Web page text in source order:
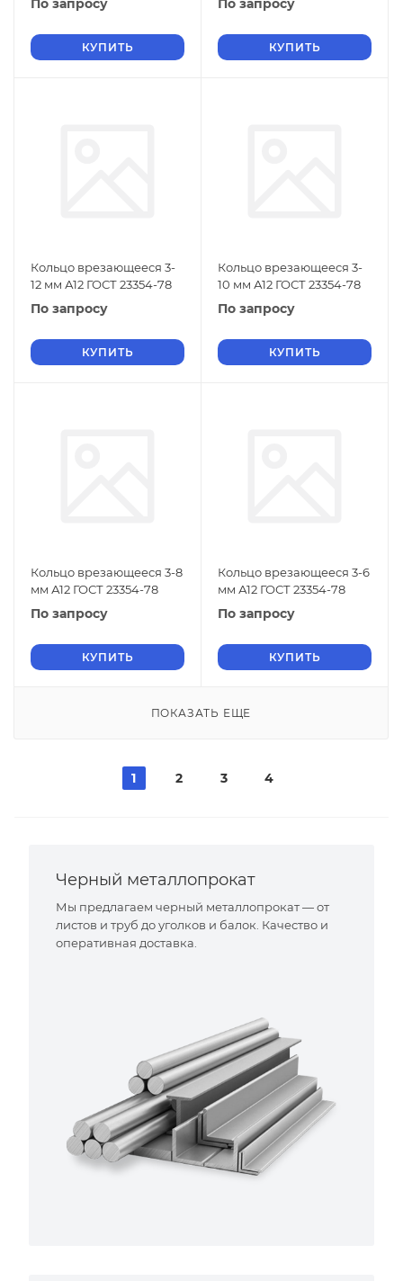
По запросу
КУПИТЬ
По запросу
КУПИТЬ
Кольцо врезающееся 3-
12 мм А12 ГОСТ 23354-78
По запросу
КУПИТЬ
Кольцо врезающееся 3-
10 мм А12 ГОСТ 23354-78
По запросу
КУПИТЬ
Кольцо врезающееся 3-8
мм А12 ГОСТ 23354-78
По запросу
КУПИТЬ
Кольцо врезающееся 3-6
мм А12 ГОСТ 23354-78
По запросу
КУПИТЬ
ПОКАЗАТЬ ЕЩЕ
1 2 3 4
Черный металлопрокат
Мы предлагаем черный металлопрокат — от
листов и труб до уголков и балок. Качество и
оперативная доставка.